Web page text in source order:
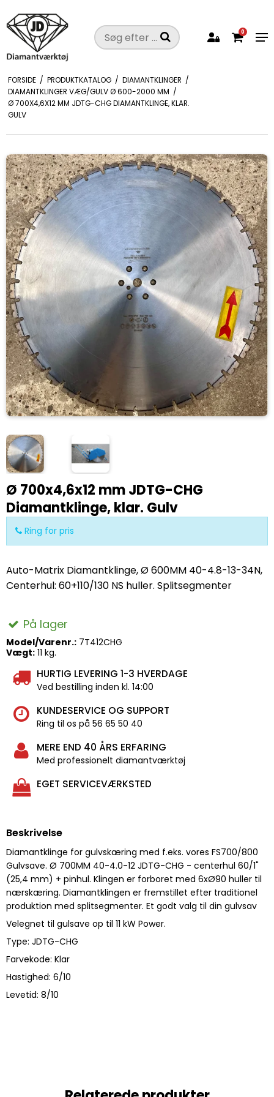
0
FORSIDE / PRODUKTKATALOG / DIAMANTKLINGER /
DIAMANTKLINGER VÆG/GULV Ø 600-2000 MM /
Ø 700X4,6X12 MM JDTG-CHG DIAMANTKLINGE, KLAR.
GULV
Ø 700x4,6x12 mm JDTG-CHG
Diamantklinge, klar. Gulv
Ring for pris
Auto-Matrix Diamantklinge, Ø 600MM 40-4.8-13-34N,
Centerhul: 60+110/130 NS huller. Splitsegmenter
På lager
Model/Varenr.: 7T412CHG
Vægt: 11 kg.
HURTIG LEVERING 1-3 HVERDAGE
Ved bestilling inden kl. 14:00
KUNDESERVICE OG SUPPORT
Ring til os på 56 65 50 40
MERE END 40 ÅRS ERFARING
Med professionelt diamantværktøj
EGET SERVICEVÆRKSTED
Beskrivelse
Diamantklinge for gulvskæring med f.eks. vores FS700/800
Gulvsave. Ø 700MM 40-4.0-12 JDTG-CHG - centerhul 60/1"
(25,4 mm) + pinhul. Klingen er forboret med 6xØ90 huller til
nærskæring. Diamantklingen er fremstillet efter traditionel
produktion med splitsegmenter. Et godt valg til din gulvsav
Velegnet til gulsave op til 11 kW Power.
Type: JDTG-CHG
Farvekode: Klar
Hastighed: 6/10
Levetid: 8/10